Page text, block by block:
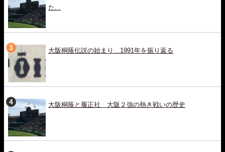
た...
大阪桐蔭伝説の始まり…1991年を振り返る
大阪桐蔭と履正社 大阪２強の熱き戦いの歴史